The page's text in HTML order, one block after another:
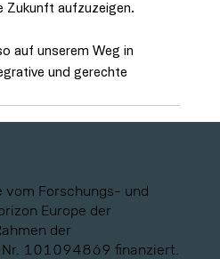
Zukunft aufzuzeigen.
auf unserem Weg in
und gerechte
vom Forschungs- und
Europe der
der
Nr. 101094869 finanziert.